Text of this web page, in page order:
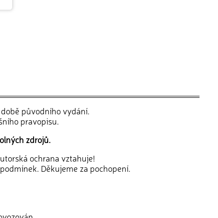
původního vydání.
pravopisu.
zdrojů.
ochrana vztahuje!
Děkujeme za pochopení.